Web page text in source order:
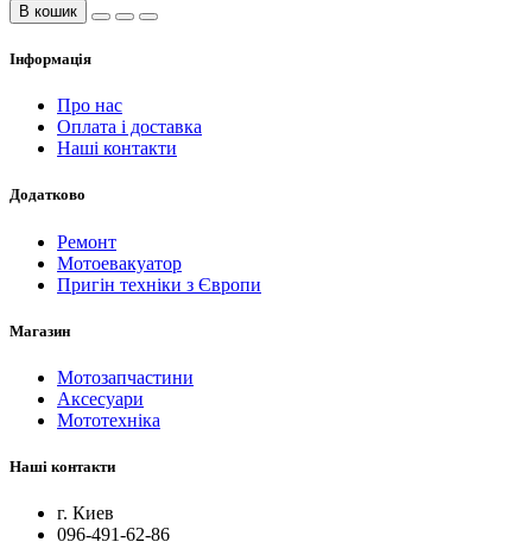
В кошик
Інформація
Про нас
Оплата і доставка
Наші контакти
Додатково
Ремонт
Мотоевакуатор
Пригін техніки з Європи
Магазин
Мотозапчастини
Аксесуари
Мототехніка
Наші контакти
г. Киев
096-491-62-86